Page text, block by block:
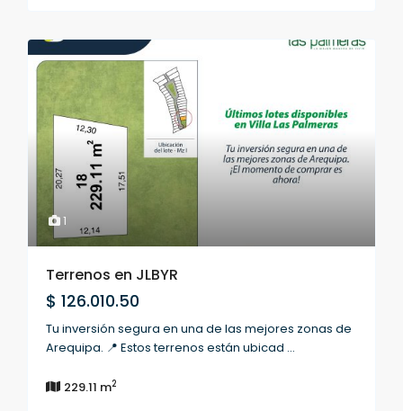
1
Terrenos en JLBYR
$ 126.010.50
Tu inversión segura en una de las mejores zonas de
Arequipa. 📍 Estos terrenos están ubicad ...
229.11 m2